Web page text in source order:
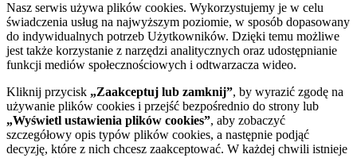
Nasz serwis używa plików cookies. Wykorzystujemy je w celu
świadczenia usług na najwyższym poziomie, w sposób dopasowany
do indywidualnych potrzeb Użytkowników. Dzięki temu możliwe
jest także korzystanie z narzędzi analitycznych oraz udostępnianie
funkcji mediów społecznościowych i odtwarzacza wideo.
Kliknij przycisk „Zaakceptuj lub zamknij”, by wyrazić zgodę na
używanie plików cookies i przejść bezpośrednio do strony lub
„Wyświetl ustawienia plików cookies”, aby zobaczyć
szczegółowy opis typów plików cookies, a następnie podjąć
decyzję, które z nich chcesz zaakceptować. W każdej chwili istnieje